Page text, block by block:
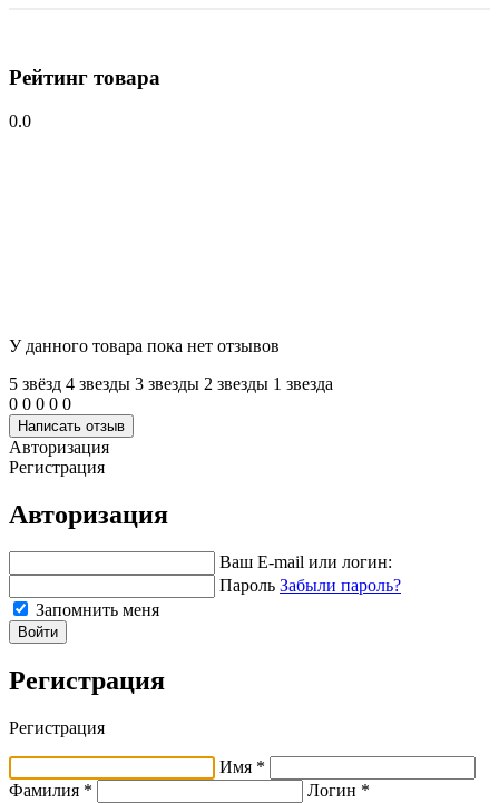
Рейтинг товара
0.0
У данного товара пока нет отзывов
5 звёзд 4 звeзды 3 звeзды 2 звeзды 1 звeзда
0 0 0 0 0
Написать отзыв
Авторизация
Регистрация
Авторизация
Ваш E-mail или логин:
Пароль Забыли пароль?
Запомнить меня
Войти
Регистрация
Регистрация
Имя *
Фамилия *
Логин *